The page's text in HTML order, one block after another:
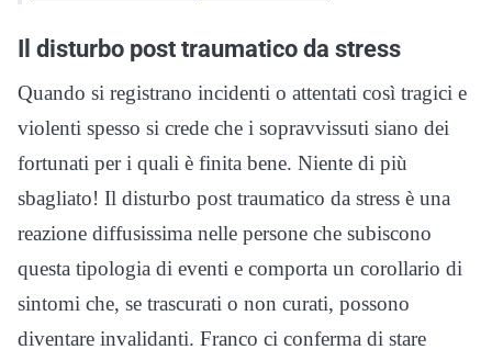
Il disturbo post traumatico da stress
Quando si registrano incidenti o attentati così tragici e
violenti spesso si crede che i sopravvissuti siano dei
fortunati per i quali è finita bene. Niente di più
sbagliato! Il disturbo post traumatico da stress è una
reazione diffusissima nelle persone che subiscono
questa tipologia di eventi e comporta un corollario di
sintomi che, se trascurati o non curati, possono
diventare invalidanti. Franco ci conferma di stare